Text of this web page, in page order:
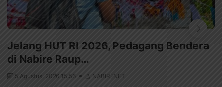
Jelang HUT RI 2026, Pedagang Bendera
di Nabire Raup…
5 Agustus, 2026 15:56 NABIRENET